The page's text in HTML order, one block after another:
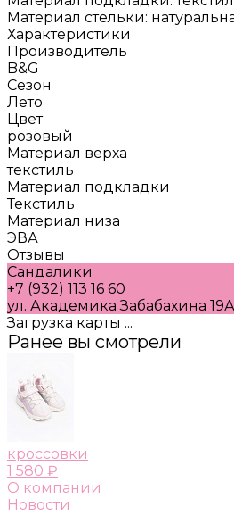
Материал стельки:
Характеристики
Производитель
B&G
Сезон
Лето
Цвет
розовый
Материал верха
текстиль
Материал подкладки
Текстиль
Материал низа
ЭВА
Отзывы
Сандалики
+7 (932) 113 16 60
ул. Академика Забабахина 19А
Загрузка карты ...
Ранее вы смотрели
кроссовки
1 580 ₽
О компании
Новости